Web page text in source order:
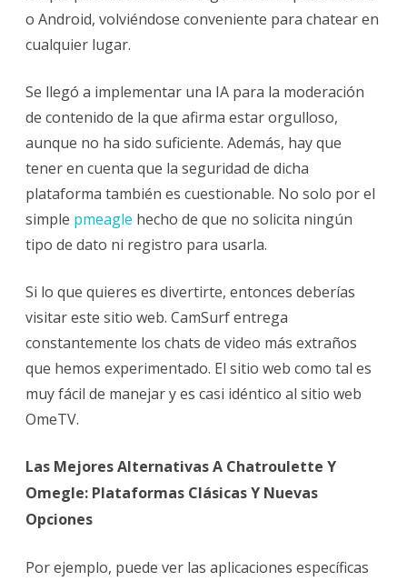
o Android, volviéndose conveniente para chatear en
cualquier lugar.
Se llegó a implementar una IA para la moderación
de contenido de la que afirma estar orgulloso,
aunque no ha sido suficiente. Además, hay que
tener en cuenta que la seguridad de dicha
plataforma también es cuestionable. No solo por el
simple pmeagle hecho de que no solicita ningún
tipo de dato ni registro para usarla.
Si lo que quieres es divertirte, entonces deberías
visitar este sitio web. CamSurf entrega
constantemente los chats de video más extraños
que hemos experimentado. El sitio web como tal es
muy fácil de manejar y es casi idéntico al sitio web
OmeTV.
Las Mejores Alternativas A Chatroulette Y
Omegle: Plataformas Clásicas Y Nuevas
Opciones
Por ejemplo, puede ver las aplicaciones específicas